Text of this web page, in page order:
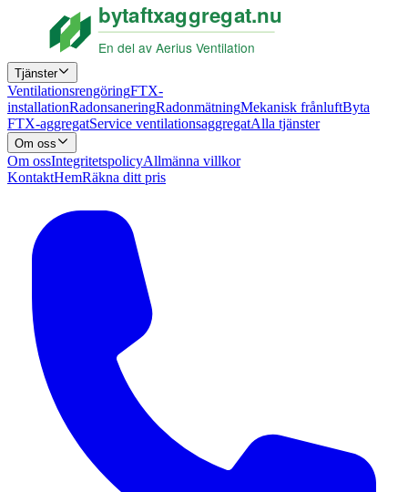
Tjänster
VentilationsrengöringFTX-
installationRadonsaneringRadonmätningMekanisk frånluftByta
FTX-aggregatService ventilationsaggregatAlla tjänster
Om oss
Om ossIntegritetspolicyAllmänna villkor
KontaktHemRäkna ditt pris